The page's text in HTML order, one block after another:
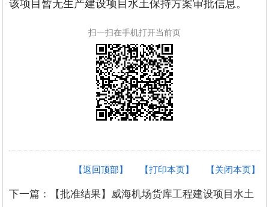
扫一扫在手机打开当前页
【关闭本页】
【打印本页】
【返回顶部】
下一篇：【批准结果】威海机场货库工程建设项目水土